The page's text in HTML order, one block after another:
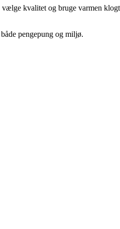
kvalitet og bruge varmen
pengepung og miljø.